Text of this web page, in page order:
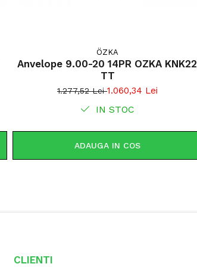
ÖZKA
Anvelope 9.00-20 14PR OZKA KNK22
TT
1.277,52 Lei1.060,34 Lei
IN STOC
ADAUGA IN COS
CLIENTI